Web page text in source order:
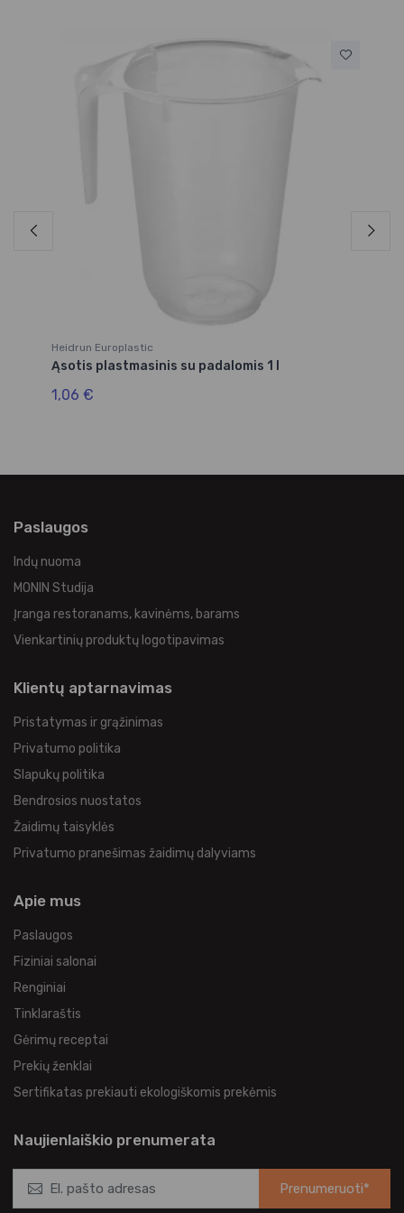
Heidrun Europlastic
Ąsotis plastmasinis su padalomis 1 l
1,06 €
Paslaugos
Indų nuoma
MONIN Studija
Įranga restoranams, kavinėms, barams
Vienkartinių produktų logotipavimas
Klientų aptarnavimas
Pristatymas ir grąžinimas
Privatumo politika
Slapukų politika
Bendrosios nuostatos
Žaidimų taisyklės
Privatumo pranešimas žaidimų dalyviams
Apie mus
Paslaugos
Fiziniai salonai
Renginiai
Tinklaraštis
Gėrimų receptai
Prekių ženklai
Sertifikatas prekiauti ekologiškomis prekėmis
Naujienlaiškio prenumerata
Prenumeruoti*